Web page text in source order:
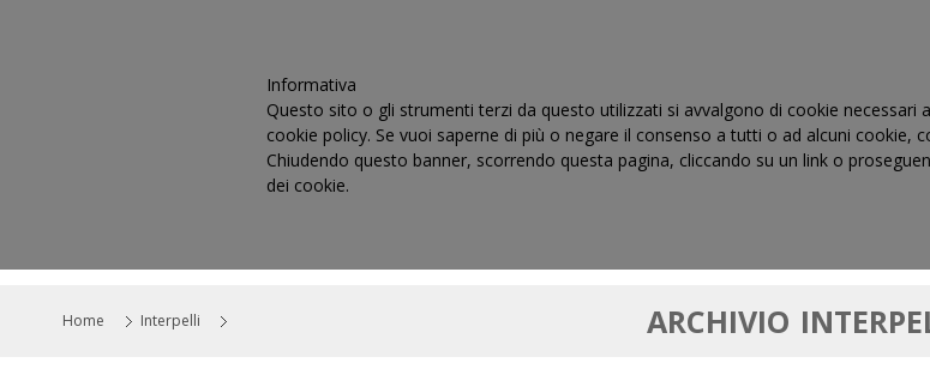
Home Interpelli ARCHIVIO
Informativa
Questo sito o gli strumenti terzi da questo utilizzati si avvalgono di cookie necessari
cookie policy. Se vuoi saperne di più o negare il consenso a tutti o ad alcuni cookie,
Chiudendo questo banner, scorrendo questa pagina, cliccando su un link o
dei cookie.